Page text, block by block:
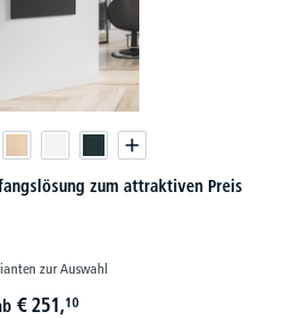
zum attraktiven Preis
zur Auswahl
€ 251,10